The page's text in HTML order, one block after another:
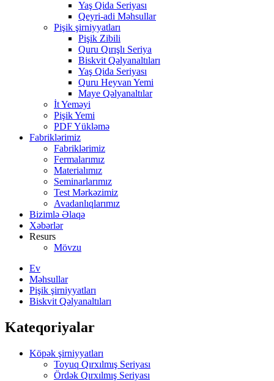
Yaş Qida Seriyası
Qeyri-adi Məhsullar
Pişik şirniyyatları
Pişik Zibili
Quru Qırışlı Seriya
Biskvit Qəlyanaltıları
Yaş Qida Seriyası
Quru Heyvan Yemi
Maye Qəlyanaltılar
İt Yeməyi
Pişik Yemi
PDF Yükləmə
Fabriklərimiz
Fabriklərimiz
Fermalarımız
Materialımız
Seminarlarımız
Test Mərkəzimiz
Avadanlıqlarımız
Bizimlə Əlaqə
Xəbərlər
Resurs
Mövzu
Ev
Məhsullar
Pişik şirniyyatları
Biskvit Qəlyanaltıları
Kateqoriyalar
Köpək şirniyyatları
Toyuq Qırxılmış Seriyası
Ördək Qırxılmış Seriyası